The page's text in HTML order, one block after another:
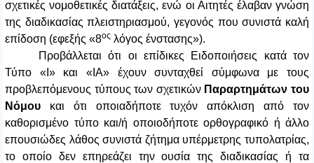
σχετικές νομοθετικές διατάξεις, ενώ οι Αιτητές έλαβαν γνώση
της διαδικασίας πλειστηριασμού, γεγονός που συνιστά καλή
επίδοση (εφεξής «8ος λόγος ένστασης»).
Προβάλλεται ότι οι επίδικες Ειδοποιήσεις κατά τον
Τύπο «Ι» και «ΙΑ» έχουν συνταχθεί σύμφωνα με τους
προβλεπόμενους τύπους των σχετικών Παραρτημάτων του
Νόμου και ότι οποιαδήποτε τυχόν απόκλιση από τον
καθορισμένο τύπο και/ή οποιοδήποτε ορθογραφικό ή άλλο
επουσιώδες λάθος συνιστά ζήτημα υπέρμετρης τυπολατρίας,
το οποίο δεν επηρεάζει την ουσία της διαδικασίας ή τα